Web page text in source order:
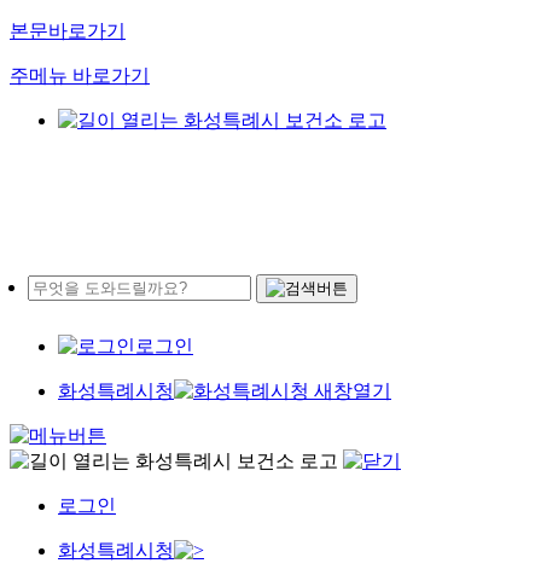
본문바로가기
주메뉴 바로가기
로그인
화성특례시청
로그인
화성특례시청